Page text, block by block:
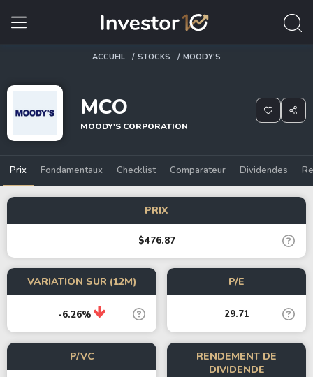
ACCUEIL STOCKS MOODY'S
MCO
MOODY'S CORPORATION
Prix Fondamentaux Checklist Comparateur Dividendes
PRIX
$476.87
VARIATION SUR (12M)
-6.26%
P/E
29.71
P/VC
RENDEMENT DE
DIVIDENDE